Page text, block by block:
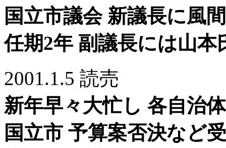
国立市議会 新議長に風
任期2年 副議長には山本
2001.1.5 読売
新年早々大忙し 各自治
国立市 予算案否決など